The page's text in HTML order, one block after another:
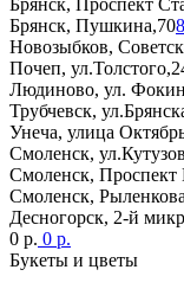
Брянск, Проспект
Брянск, Пушкина,70
Новозыбков,
Почеп,
Людиново, ул.
Трубчевск,
Унеча, улица
Смоленск,
Смоленск, Проспект
Смоленск,
Десногорск, 2-й
0 р. 0 р.
Букеты и цветы